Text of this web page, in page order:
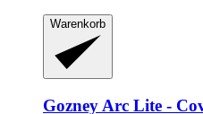
Warenkorb
Gozney Arc Lite -​